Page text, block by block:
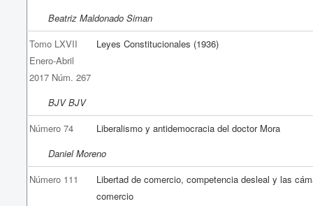
Beatriz Maldonado Siman
Tomo LXVII
Enero-Abril
2017 Núm. 267
Leyes Constitucionales (1936)
BJV BJV
Número 74
Liberalismo y antidemocracia del doctor Mora
Daniel Moreno
Número 111
Libertad de comercio, competencia desleal y las
comercio